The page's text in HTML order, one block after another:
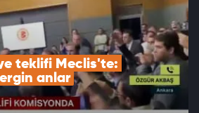
teklifi Meclis'te:
anlar